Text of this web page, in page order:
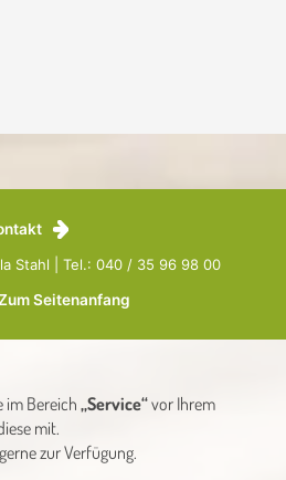
Stahl | Tel.: 040 / 35 96 98 00
Seitenanfang
im Bereich „Service“vor Ihrem
mit.
zur Verfügung.